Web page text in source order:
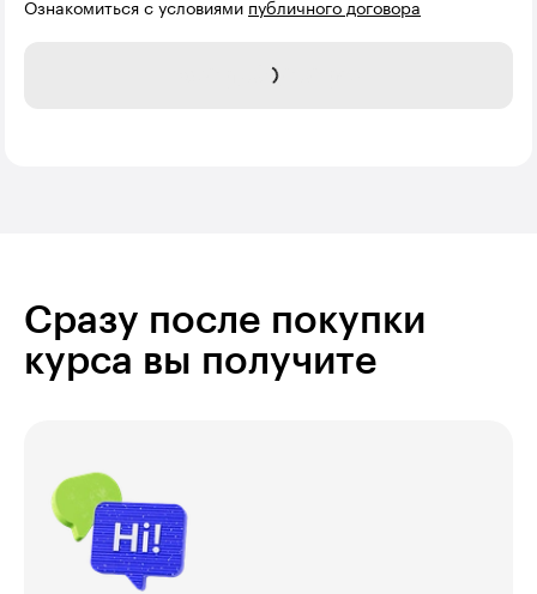
Ознакомиться с условиями публичного договора
დარეგისტრირება
Сразу после покупки
курса вы получите